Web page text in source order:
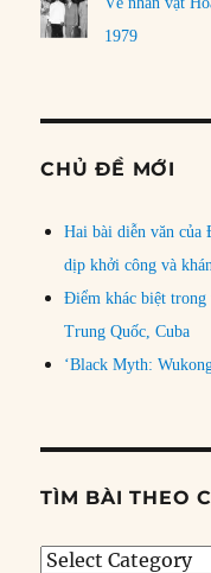
1979
CHỦ ĐỀ MỚI
Hai bài diễn văn
dịp khởi công và
Điểm khác biệt trong
Trung Quốc, Cuba
‘Black Myth:
TÌM BÀI THEO
Tìm